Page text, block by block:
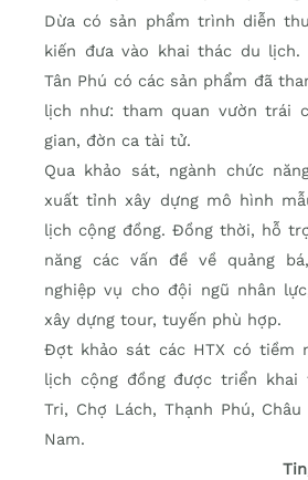
Dừa có sản phẩm trình diễn
kiến đưa vào khai thác du lịch.
Tân Phú có các sản phẩm đã
lịch như: tham quan vườn trái
gian, đờn ca tài tử.
Qua khảo sát, ngành chức
xuất tỉnh xây dựng mô hình
lịch cộng đồng. Đồng thời, hỗ
năng các vấn đề về quảng
nghiệp vụ cho đội ngũ nhân
xây dựng tour, tuyến phù hợp.
Đợt khảo sát các HTX có tiềm
lịch cộng đồng được triển khai
Tri, Chợ Lách, Thạnh Phú,
Nam.